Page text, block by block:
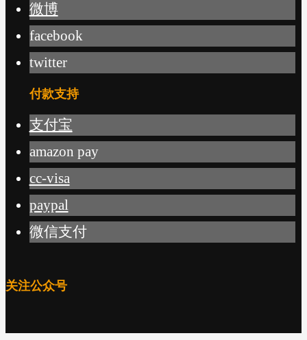
微博
facebook
twitter
付款支持
支付宝
amazon pay
cc-visa
paypal
微信支付
关注公众号